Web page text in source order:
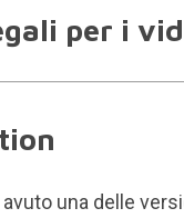
per i
una delle